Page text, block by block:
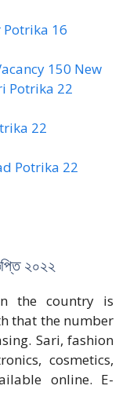
16
150 New
Potrika 22
22
Potrika 22
২০২২
the country is
that the number
Sari, fashion
cosmetics,
online. E-